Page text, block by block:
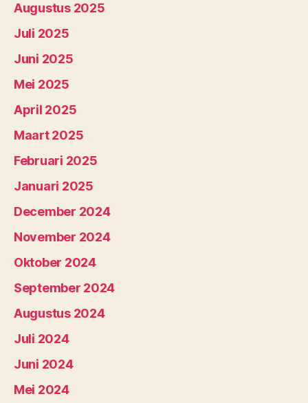
Augustus 2025
Juli 2025
Juni 2025
Mei 2025
April 2025
Maart 2025
Februari 2025
Januari 2025
December 2024
November 2024
Oktober 2024
September 2024
Augustus 2024
Juli 2024
Juni 2024
Mei 2024